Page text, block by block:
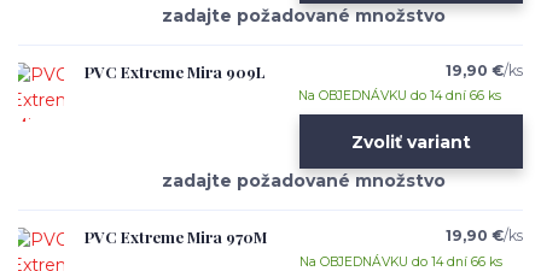
PVC Extreme Mira 909L 19,90 €/ks
Na OBJEDNÁVKU do 14 dní 66 ks
Zvoliť variant
PVC Extreme Mira 970M 19,90 €/ks
Na OBJEDNÁVKU do 14 dní 66 ks